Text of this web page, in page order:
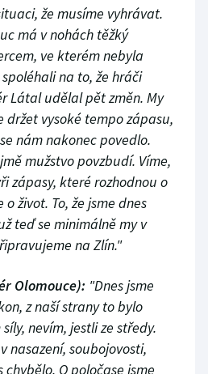
že musíme vyhrávat.
má v nohách těžký
ve kterém nebyla
na to, že hráči
Látal udělal pět změn. My
držet vysoké tempo zápasu,
nám nakonec povedlo.
mužstvo povzbudí. Víme,
zápasy, které rozhodnou o
život. To, že jsme dnes
teď se minimálně my v
na Zlín."
Olomouce): "Dnes jsme
z naší strany to bylo
nevím, jestli ze středy.
nasazení, soubojovosti,
O poločase jsme